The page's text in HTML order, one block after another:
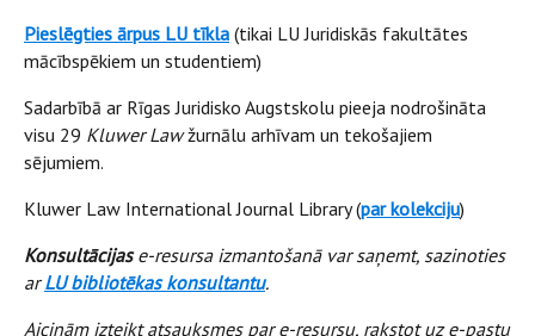
Pieslēgties ārpus LU tīkla (tikai LU Juridiskās fakultātes
mācībspēkiem un studentiem)
Sadarbībā ar Rīgas Juridisko Augstskolu pieeja nodrošināta
visu 29 Kluwer Lawžurnālu arhīvam un tekošajiem
sējumiem.
Kluwer Law International Journal Library (par kolekciju)
Konsultācijase-resursa izmantošanā var saņemt, sazinoties
arLU bibliotēkas konsultantu.
Aicinām izteikt atsauksmes par e-resursu, rakstot uz e-pastu